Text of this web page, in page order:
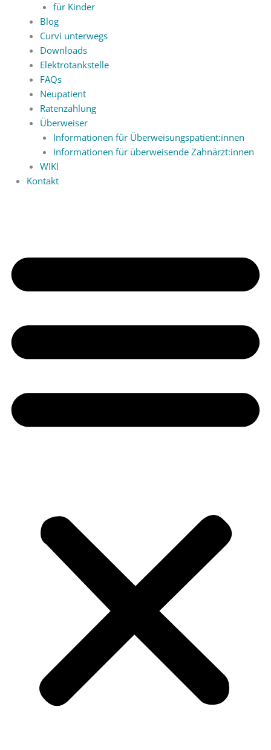
für Kinder
Blog
Curvi unterwegs
Downloads
Elektrotankstelle
FAQs
Neupatient
Ratenzahlung
Überweiser
Informationen für Überweisungspatient:innen
Informationen für überweisende Zahnärzt:innen
WIKI
Kontakt